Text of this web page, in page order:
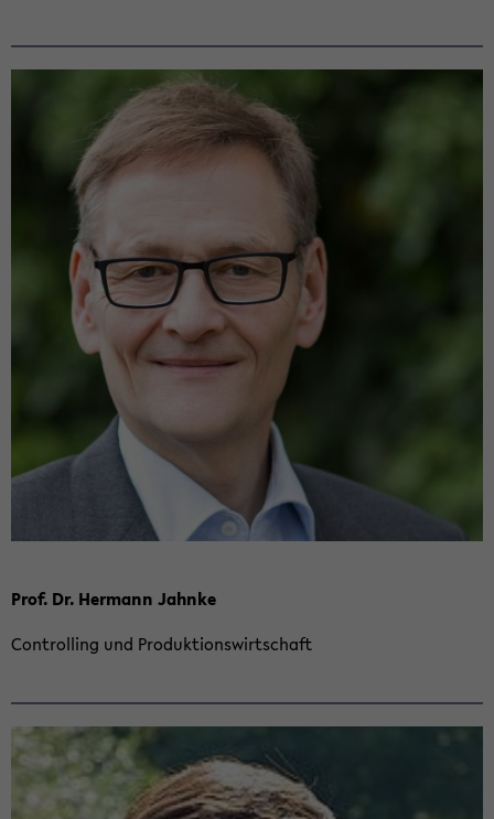
Prof. Dr. Her­mann Jahn­ke
Con­trol­ling und Pro­duk­ti­ons­wirt­schaft